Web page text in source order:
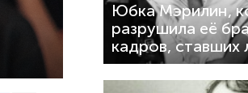
Юбка Мэрилин,
разрушила её
кадров, ставших